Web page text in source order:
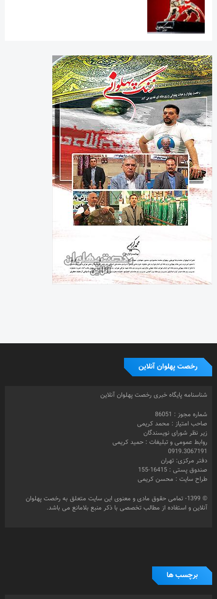
رخصت پهلوان آنلاین
شناسنامه پایگاه خبری رخصت پهلوان آنلاین
شماره مجوز : 86051
صاحب امتیاز : محمد کریمی
زیر نظر شورای نویسندگان
روابط عمومی و تبلیغات : حمید کریمی
0919.3067191
دفتر مرکزی: تهران
صندوق پستی : 16415-155
طراح سایت : محسن کریمی
© 1399- تمامی حقوق مادی و معنوی این سایت متعلق به رخصت پهلوان
آنلاین و استفاده از مطالب تخصصی با ذکر منبع بلامانع می باشد.
برچسب ها